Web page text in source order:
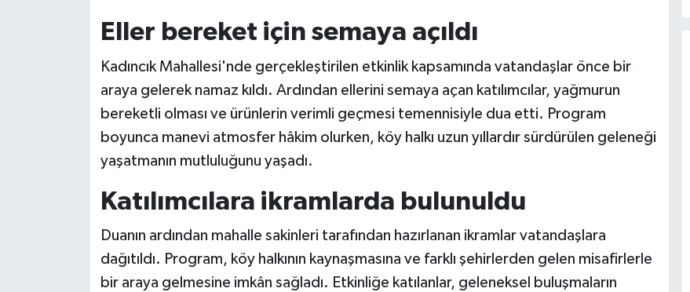
Eller bereket için semaya açıldı
Kadıncık Mahallesi'nde gerçekleştirilen etkinlik kapsamında vatandaşlar önce bir
araya gelerek namaz kıldı. Ardından ellerini semaya açan katılımcılar, yağmurun
bereketli olması ve ürünlerin verimli geçmesi temennisiyle dua etti. Program
boyunca manevi atmosfer hâkim olurken, köy halkı uzun yıllardır sürdürülen geleneği
yaşatmanın mutluluğunu yaşadı.
Katılımcılara ikramlarda bulunuldu
Duanın ardından mahalle sakinleri tarafından hazırlanan ikramlar vatandaşlara
dağıtıldı. Program, köy halkının kaynaşmasına ve farklı şehirlerden gelen misafirlerle
bir araya gelmesine imkân sağladı. Etkinliğe katılanlar, geleneksel buluşmaların